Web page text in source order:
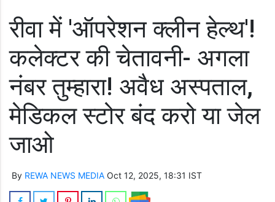
रीवा में 'ऑपरेशन क्लीन हेल्थ'!
कलेक्टर की चेतावनी- अगला
नंबर तुम्हारा! अवैध अस्पताल,
मेडिकल स्टोर बंद करो या जेल
जाओ
By REWA NEWS MEDIA Oct 12, 2025, 18:31 IST